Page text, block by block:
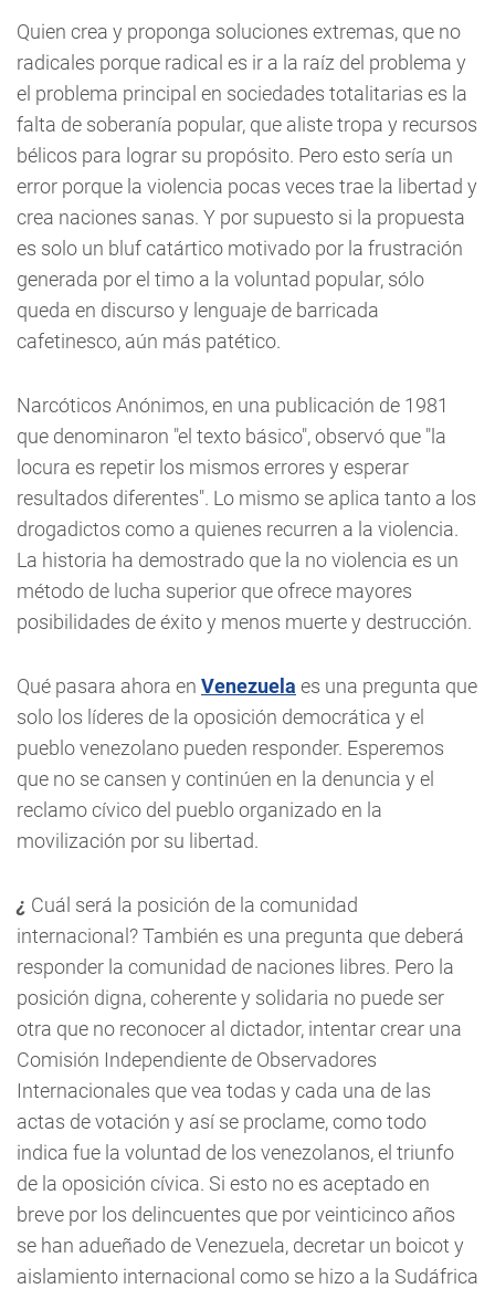
Quien crea y proponga soluciones extremas, que no
radicales porque radical es ir a la raíz del problema y
el problema principal en sociedades totalitarias es la
falta de soberanía popular, que aliste tropa y recursos
bélicos para lograr su propósito. Pero esto sería un
error porque la violencia pocas veces trae la libertad y
crea naciones sanas. Y por supuesto si la propuesta
es solo un bluf catártico motivado por la frustración
generada por el timo a la voluntad popular, sólo
queda en discurso y lenguaje de barricada
cafetinesco, aún más patético.
Narcóticos Anónimos, en una publicación de 1981
que denominaron "el texto básico", observó que "la
locura es repetir los mismos errores y esperar
resultados diferentes". Lo mismo se aplica tanto a los
drogadictos como a quienes recurren a la violencia.
La historia ha demostrado que la no violencia es un
método de lucha superior que ofrece mayores
posibilidades de éxito y menos muerte y destrucción.
Qué pasara ahora en Venezuela es una pregunta que
solo los líderes de la oposición democrática y el
pueblo venezolano pueden responder. Esperemos
que no se cansen y continúen en la denuncia y el
reclamo cívico del pueblo organizado en la
movilización por su libertad.
¿ Cuál será la posición de la comunidad
internacional? También es una pregunta que deberá
responder la comunidad de naciones libres. Pero la
posición digna, coherente y solidaria no puede ser
otra que no reconocer al dictador, intentar crear una
Comisión Independiente de Observadores
Internacionales que vea todas y cada una de las
actas de votación y así se proclame, como todo
indica fue la voluntad de los venezolanos, el triunfo
de la oposición cívica. Si esto no es aceptado en
breve por los delincuentes que por veinticinco años
se han adueñado de Venezuela, decretar un boicot y
aislamiento internacional como se hizo a la Sudáfrica